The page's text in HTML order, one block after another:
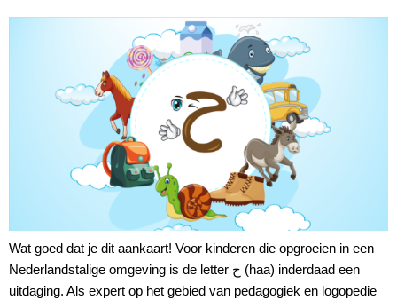
Wat goed dat je dit aankaart! Voor kinderen die opgroeien in een
Nederlandstalige omgeving is de letter ح (haa) inderdaad een
uitdaging. Als expert op het gebied van pedagogiek en logopedie